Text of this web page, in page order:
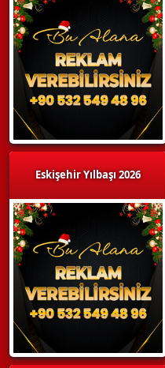
Eskişehir Yılbaşı 2026